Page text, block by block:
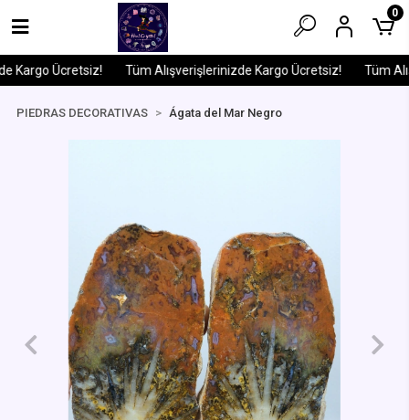
Kargo Ücretsiz! Tüm Alışverişlerinizde Kargo Ücretsiz! Tüm
0
PIEDRAS DECORATIVAS Ágata del Mar Negro